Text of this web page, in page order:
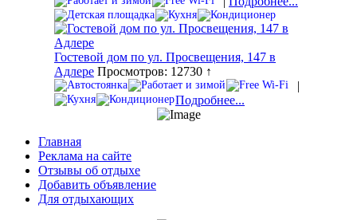
Гостевой дом по ул. Просвещения, 147 в
Адлере Просмотров: 12730 ↑
|
Подробнее...
Главная
Реклама на сайте
Отзывы об отдыхе
Добавить объявление
Для отдыхающих